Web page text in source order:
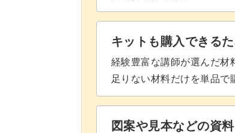
キットも購入できる
経験豊富な講師が選んだ材
足りない材料だけを単品で
図案や見本などの資